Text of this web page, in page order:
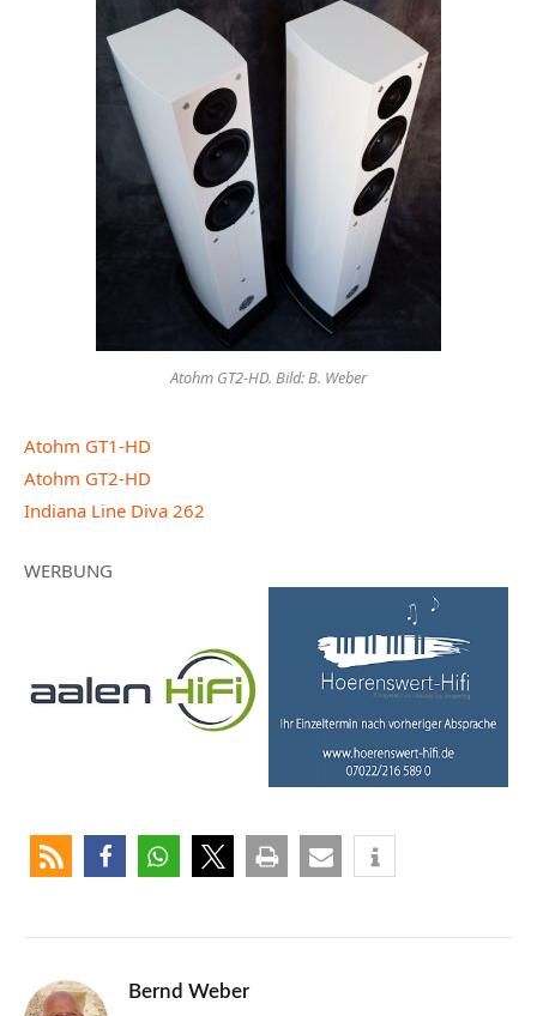
Atohm GT2-HD. Bild: B. Weber
Atohm GT1-HD
Atohm GT2-HD
Indiana Line Diva 262
WERBUNG
Bernd Weber